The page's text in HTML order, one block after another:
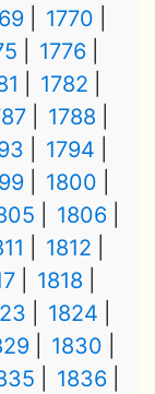
1770
1776
1782
1788
1794
1800
1806
1812
1818
1824
1830
1836